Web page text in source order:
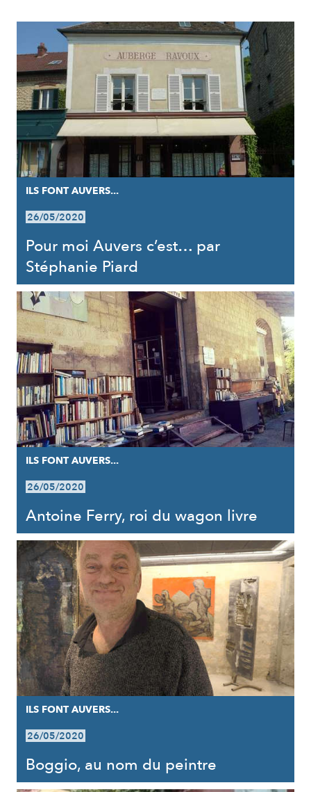
RÉSULTATS
ILS FONT AUVERS...
26/05/2020
Pour moi Auvers c’est… par
Stéphanie Piard
ILS FONT AUVERS...
26/05/2020
Antoine Ferry, roi du wagon livre
ILS FONT AUVERS...
26/05/2020
Boggio, au nom du peintre